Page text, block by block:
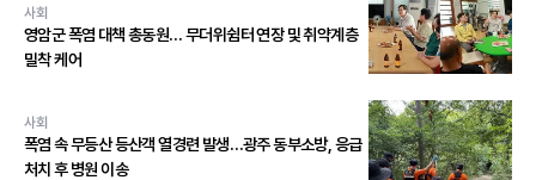
사회
영암군 폭염 대책 총동원… 무더위쉼터 연장 및 취약계층
밀착 케어
사회
폭염 속 무등산 등산객 열경련 발생…광주 동부소방, 응급
처치 후 병원 이송